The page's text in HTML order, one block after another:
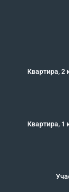
Квартира, 2
Квартира, 1